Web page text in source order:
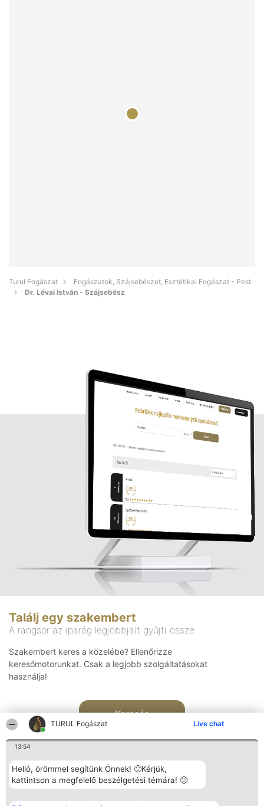
TURUL Fogászat Live chat
13:54
Helló, örömmel segítünk Önnek! 🙂Kérjük,
kattintson a megfelelő beszélgetési témára! 🙂
Turul Fogászat
Fogászatok, Szájsebészet, Esztétikai Fogászat - Pest
Dr. Lévai István - Szájsebész
Találj egy szakembert
A rangsor az iparág legjobbjait gyűjti össze
Szakembert keres a közelébe? Ellenőrizze
keresőmotorunkat. Csak a legjobb szolgáltatásokat
használja!
Keresés
Rangsorszervező Népszavazás Elérhetőség